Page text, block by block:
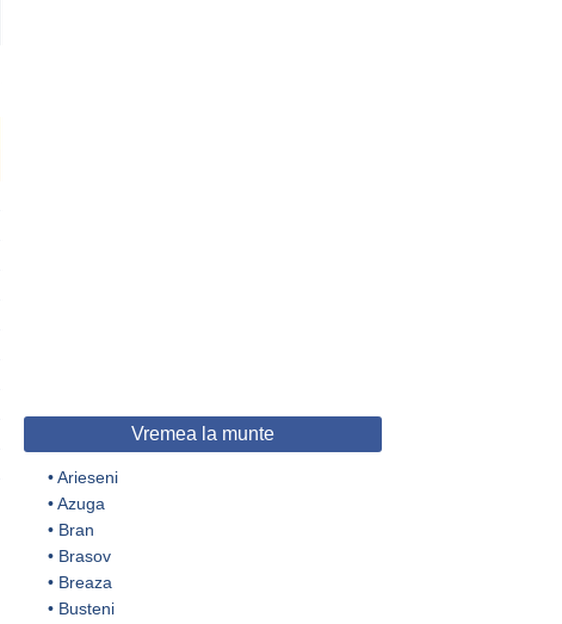
Vremea la munte
•Arieseni
•Azuga
• Bran
• Brasov
• Breaza
• Busteni